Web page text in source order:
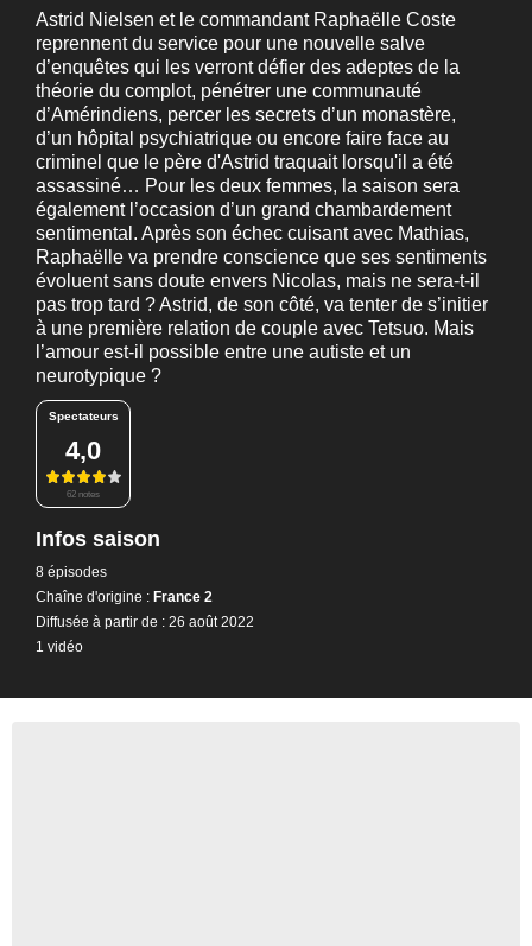
Astrid Nielsen et le commandant Raphaëlle Coste
reprennent du service pour une nouvelle salve
d’enquêtes qui les verront défier des adeptes de la
théorie du complot, pénétrer une communauté
d’Amérindiens, percer les secrets d’un monastère,
d’un hôpital psychiatrique ou encore faire face au
criminel que le père d'Astrid traquait lorsqu'il a été
assassiné… Pour les deux femmes, la saison sera
également l’occasion d’un grand chambardement
sentimental. Après son échec cuisant avec Mathias,
Raphaëlle va prendre conscience que ses sentiments
évoluent sans doute envers Nicolas, mais ne sera-t-il
pas trop tard ? Astrid, de son côté, va tenter de s’initier
à une première relation de couple avec Tetsuo. Mais
l’amour est-il possible entre une autiste et un
neurotypique ?
Spectateurs
4,0
62 notes
Infos saison
8 épisodes
Chaîne d'origine : France 2
Diffusée à partir de : 26 août 2022
1 vidéo